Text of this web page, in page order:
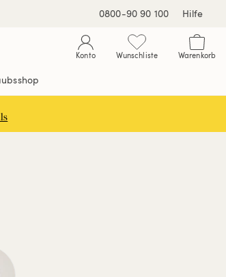
0800-90 90 100 Hilfe
Konto Wunschliste Warenkorb